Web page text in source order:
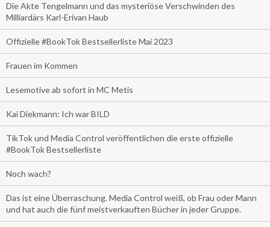
Die Akte Tengelmann und das mysteriöse Verschwinden des
Milliardärs Karl-Erivan Haub
Offizielle #BookTok Bestsellerliste Mai 2023
Frauen im Kommen
Lesemotive ab sofort in MC Metis
Kai Diekmann: Ich war BILD
TikTok und Media Control veröffentlichen die erste offizielle
#BookTok Bestsellerliste
Noch wach?
Das ist eine Überraschung. Media Control weiß, ob Frau oder Mann
und hat auch die fünf meistverkauften Bücher in jeder Gruppe.